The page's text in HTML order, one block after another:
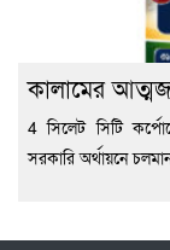
কালামের
4 সিলেট সিটি
সরকারি অর্থায়নে